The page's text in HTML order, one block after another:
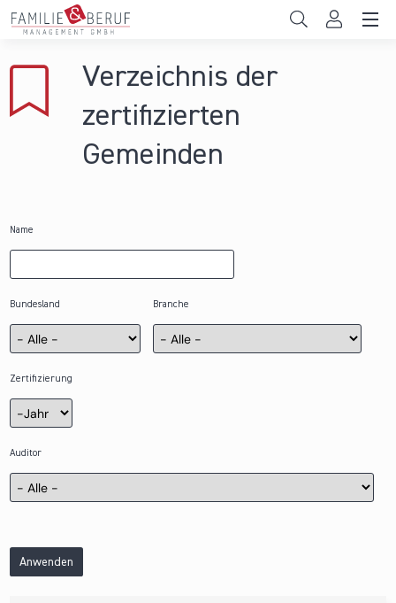
Direkt zum Inhalt
Gemeinden
Hochschulen
Verzeichnis der
zertifizierten
Gemeinden
Name
Bundesland Branche
Zertifizierung
Zertifizierung
Jahr
Auditor
Anwenden